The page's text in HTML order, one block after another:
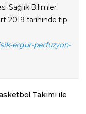
Sağlık Bilimleri
2019 tarihinde tıp
ergur-perfuzyon-
Takımı ile